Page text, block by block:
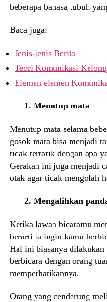
beberapa bahasa tubuh
Baca juga:
Jenis-jenis Berita
Teori Komunikasi
Elemen elemen
1. Menutup mata
Menutup mata selama
gosok mata bisa menjadi
tidak tertarik dengan apa
Gerakan ini juga menjadi
otak agar tidak mengolah
2. Mengalihkan
Ketika lawan bicaramu
berarti ia ingin kamu
Hal ini biasanya dilakukan
berbicara dengan orang
memperhatikannya.
Orang yang cenderung